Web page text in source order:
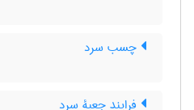
چسب سرد
فرایند جعبۀ سرد